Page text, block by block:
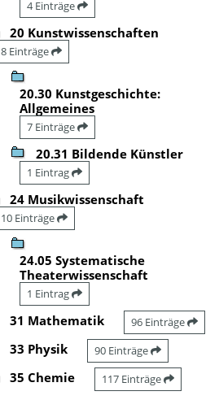
4 Einträge
20 Kunstwissenschaften
8 Einträge
20.30 Kunstgeschichte:
Allgemeines
7 Einträge
20.31 Bildende Künstler
1 Eintrag
24 Musikwissenschaft
10 Einträge
24.05 Systematische
Theaterwissenschaft
1 Eintrag
31 Mathematik 96 Einträge
33 Physik 90 Einträge
35 Chemie 117 Einträge